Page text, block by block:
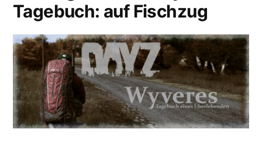
Tagebuch: auf Fischzug